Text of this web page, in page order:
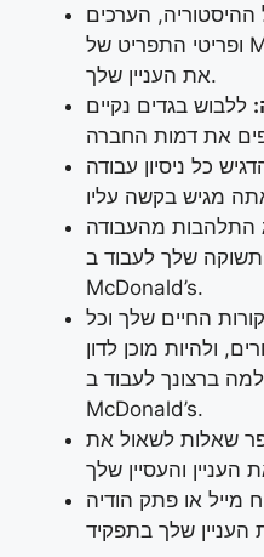
ההיסטוריה, הערכים
ופריטי התפריט של McDonald’s על מנת להציג
את העניין שלך.
ללבוש בגדים נקיים
כל ניסיון עבודה
התלהבות מהעבודה
שלך לעבוד ב-
McDonald’s.
החיים שלך וכל
ולהיות מוכן לדון
ברצונך לעבוד ב-
McDonald’s.
שאלות לשאול את
מייל או פתק הודיה